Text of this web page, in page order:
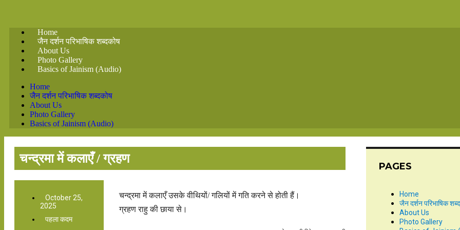
Home
जैन दर्शन परिभाषिक शब्दकोष
About Us
Photo Gallery
Basics of Jainism (Audio)
Home
जैन दर्शन परिभाषिक शब्दकोष
About Us
Photo Gallery
Basics of Jainism (Audio)
चन्द्रमा में कलाएँ / ग्रहण
October 25,
2025
पहला कदम
चन्द्रमा में कलाएँ उसके वीथियों/ गलियों में गति करने से होती हैं।
ग्रहण राहु की छाया से।
PAGES
Home
जैन दर्शन परिभाषिक
About Us
Photo Gallery